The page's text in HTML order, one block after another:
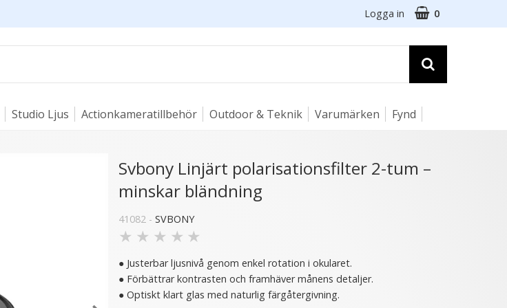
Logga in 0
Studio Ljus Actionkameratillbehör Outdoor & Teknik Varumärken Fynd
Svbony Linjärt polarisationsfilter 2-tum –
minskar bländning
41082 -SVBONY
★ ★ ★ ★ ★
● Justerbar ljusnivå genom enkel rotation i okularet.
● Förbättrar kontrasten och framhäver månens detaljer.
● Optiskt klart glas med naturlig färgåtergivning.